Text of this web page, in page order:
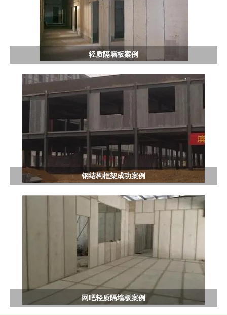
轻质隔墙板案例
钢结构框架成功案例
网吧轻质隔墙板案例